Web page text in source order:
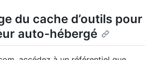
du cache d’outils pour
auto-hébergé